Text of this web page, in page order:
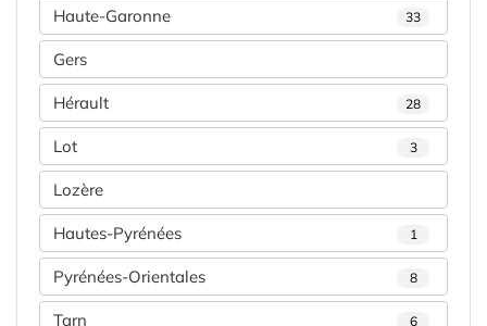
Haute-Garonne 33
Gers
Hérault 28
Lot 3
Lozère
Hautes-Pyrénées 1
Pyrénées-Orientales 8
Tarn 6